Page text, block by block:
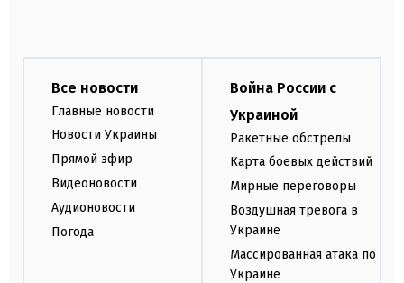
Все новости
Главные новости
Новости Украины
Прямой эфир
Видеоновости
Аудионовости
Погода
Война России с
Украиной
Ракетные обстрелы
Карта боевых действий
Мирные переговоры
Воздушная тревога в
Украине
Массированная атака по
Украине